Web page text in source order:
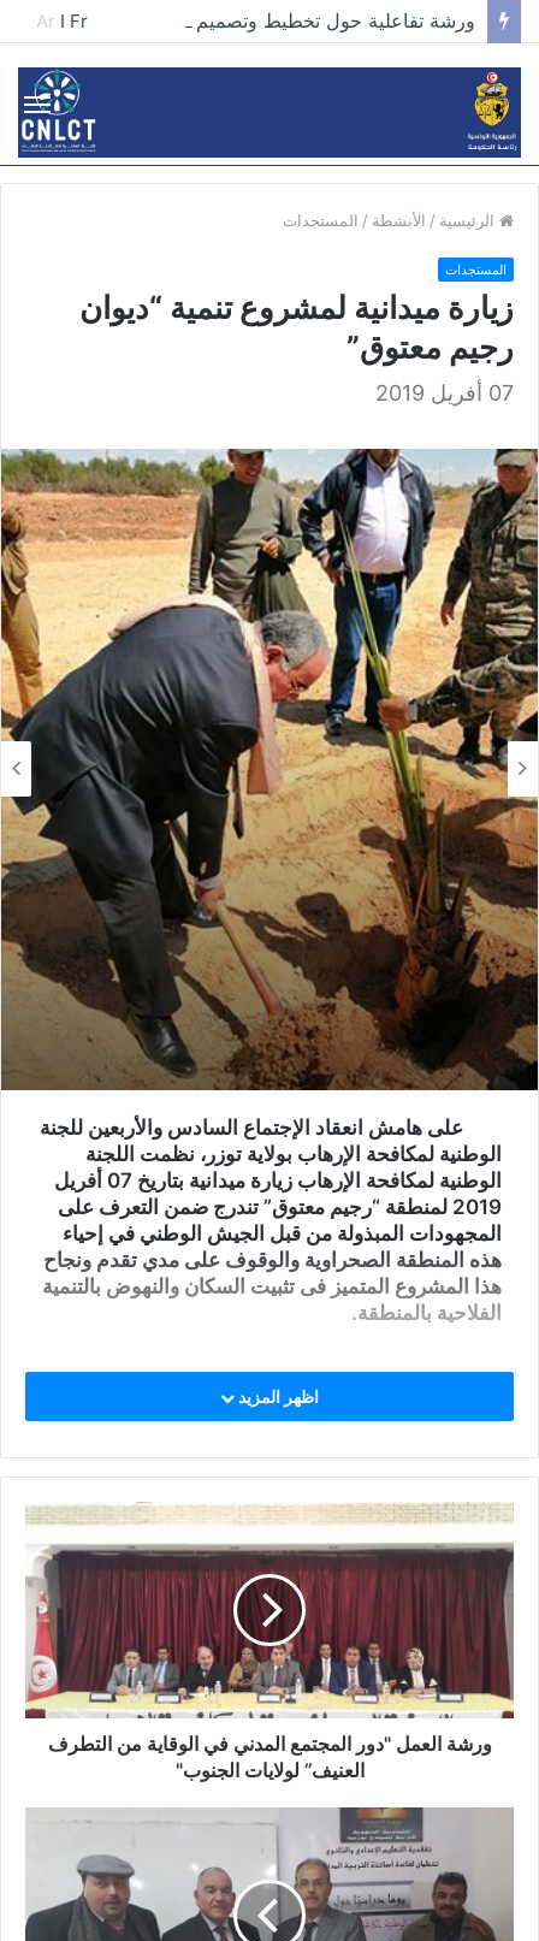
Ar I Fr
الرئيسية / الأنشطة / المستجدات
المستجدات
زيارة ميدانية لمشروع تنمية “ديوان
رجيم معتوق”
07 أفريل 2019
على هامش انعقاد الإجتماع السادس والأربعين للجنة
الوطنية لمكافحة الإرهاب بولاية توزر، نظمت اللجنة
الوطنية لمكافحة الإرهاب زيارة ميدانية بتاريخ 07 أفريل
2019 لمنطقة “رجيم معتوق” تندرج ضمن التعرف على
المجهودات المبذولة من قبل الجيش الوطني في إحياء
هذه المنطقة الصحراوية والوقوف على مدي تقدم ونجاح
هذا المشروع المتميز فى تثبيت السكان والنهوض بالتنمية
الفلاحية بالمنطقة.
اظهر المزيد
ورشة العمل "دور المجتمع المدني في الوقاية من التطرف
العنيف’’ لولايات الجنوب"